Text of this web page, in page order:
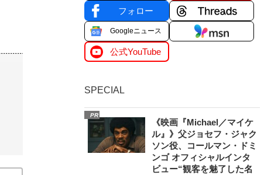
フォロー
Googleニュース
公式YouTube
SPECIAL
PR
《映画『Michael／マイケ
ル』》父ジョセフ・ジャク
ソン役、コールマン・ドミ
ンゴ オフィシャルインタ
ビュー“観客を魅了した名